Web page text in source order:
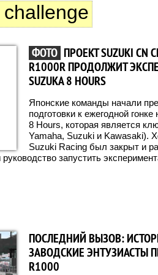
ФОТО ПРОЕКТ SUZUKI CN
R1000R ПРОДОЛЖИТ
SUZUKA 8 HOURS
Японские команды начали
подготовки к ежегодной
8 Hours, которая является
Yamaha, Suzuki и Kawasaki).
Suzuki Racing был закрыт и
запустить
ПОСЛЕДНИЙ ВЫЗОВ:
ЗАВОДСКИЕ ЭНТУЗИАСТЫ
R1000